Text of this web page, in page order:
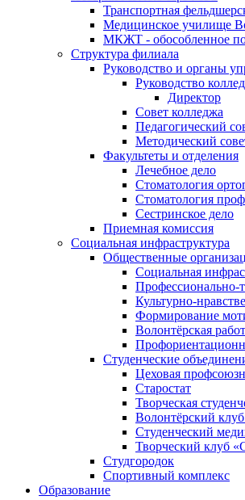
Транспортная
Медицинское училище
МКЖТ - обособленное
Структура филиала
Руководство и органы
Руководство
Директор
Совет колледжа
Педагогический
Методический
Факультеты и отделения
Лечебное дело
Стоматология
Стоматология
Сестринское дело
Приемная комиссия
Социальная инфраструктура
Общественные
Социальная
Профессионально-
Культурно-
Формирование
Волонтёрская
Студенческие
Цеховая
Старостат
Творческая
Волонтёрский
Студенческий
Творческий клуб
Студгородок
Спортивный комплекс
Образование